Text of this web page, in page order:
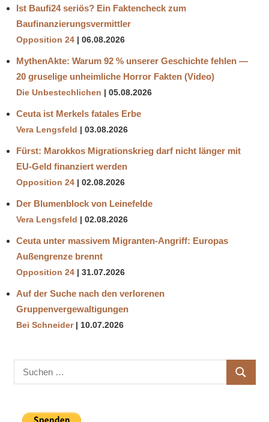
Ist Baufi24 seriös? Ein Faktencheck zum
Baufinanzierungsvermittler
Opposition 24 06.08.2026
MythenAkte: Warum 92 % unserer Geschichte fehlen —
20 gruselige unheimliche Horror Fakten (Video)
Die Unbestechlichen 05.08.2026
Ceuta ist Merkels fatales Erbe
Vera Lengsfeld 03.08.2026
Fürst: Marokkos Migrationskrieg darf nicht länger mit
EU-Geld finanziert werden
Opposition 24 02.08.2026
Der Blumenblock von Leinefelde
Vera Lengsfeld 02.08.2026
Ceuta unter massivem Migranten-Angriff: Europas
Außengrenze brennt
Opposition 24 31.07.2026
Auf der Suche nach den verlorenen
Gruppenvergewaltigungen
Bei Schneider 10.07.2026
Suchen
nach:
SUCHEN